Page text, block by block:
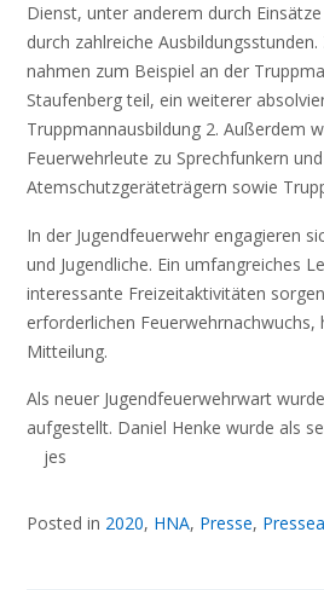
Dienst, unter anderem durch
durch zahlreiche
nahmen zum Beispiel an der
Staufenberg teil, ein weiterer
Truppmannausbildung 2. Außerdem
Feuerwehrleute zu Sprechfunkern
Atemschutzgeräteträgern sowie
In der Jugendfeuerwehr engagieren
und Jugendliche. Ein umfangreiches
interessante Freizeitaktivitäten
erforderlichen Feuerwehrnachwuchs,
Mitteilung.
Als neuer Jugendfeuerwehrwart
aufgestellt. Daniel Henke wurde als
jes
Posted in 2020, HNA, Presse,